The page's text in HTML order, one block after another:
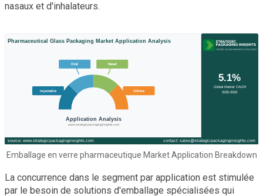
nasaux et d'inhalateurs.
Emballage en verre pharmaceutique Market Application Breakdown
La concurrence dans le segment par application est stimulée
par le besoin de solutions d'emballage spécialisées qui